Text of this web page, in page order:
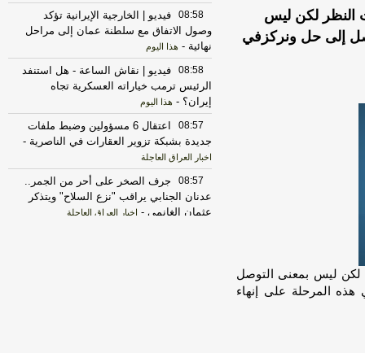
النظر لكن ليس
إلى حل ونركزفي
لكن ليس بمعنى التوصل
المرحلة على إنهاء
08:58
فيديو | الخارجية الإيرانية تؤكد
وصول الاتفاق مع سلطنة عمان إلى مراحل
نهائية - هذا اليوم
08:58
فيديو | نقاش الساعة - هل استنفد
الرئيس ترمب خياراته العسكرية تجاه
إيران؟ - هذا اليوم
08:57
اعتقال 6 مسؤولين وضبط ملفات
جديدة بشبكة تزوير العقارات في الناصرية -
اخبار العراق العاجلة
08:57
جرف الصخر على أحر من الجمر..
عدنان الجنابي يراقب "نزع السلاح" ويتذكر
عثمان الغانمي - اخبار العراق العاجلة